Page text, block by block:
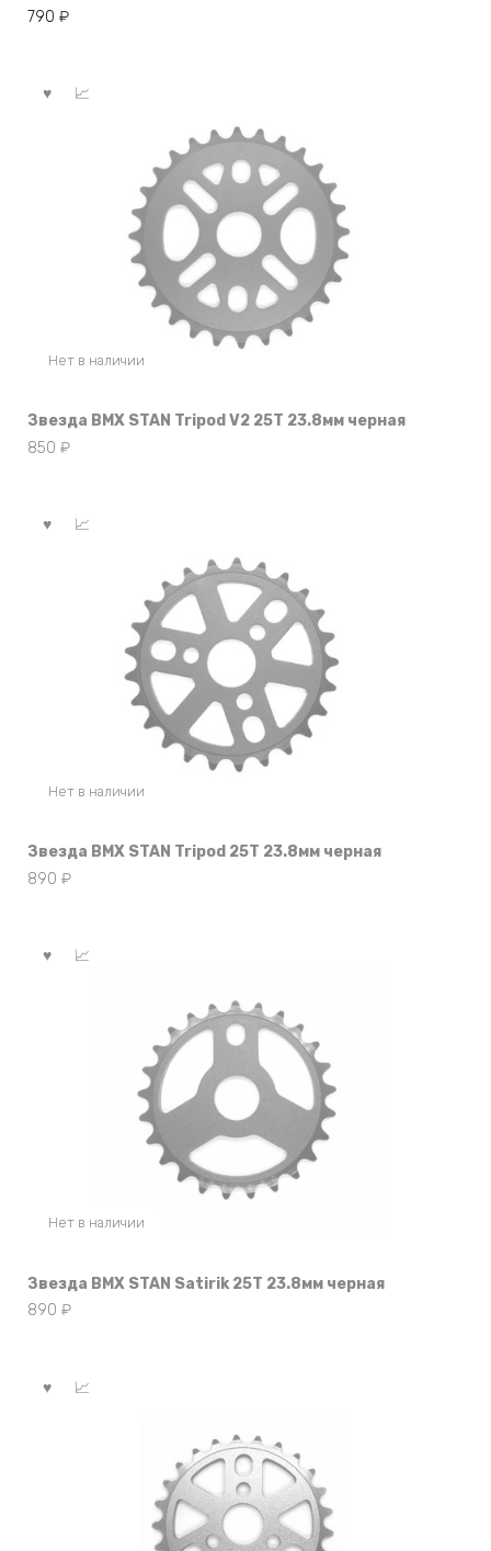
790 ₽
Нет в наличии
Звезда BMX STAN Tripod V2 25Т 23.8мм черная
850 ₽
Нет в наличии
Звезда BMX STAN Tripod 25T 23.8мм черная
890 ₽
Нет в наличии
Звезда BMX STAN Satirik 25T 23.8мм черная
890 ₽